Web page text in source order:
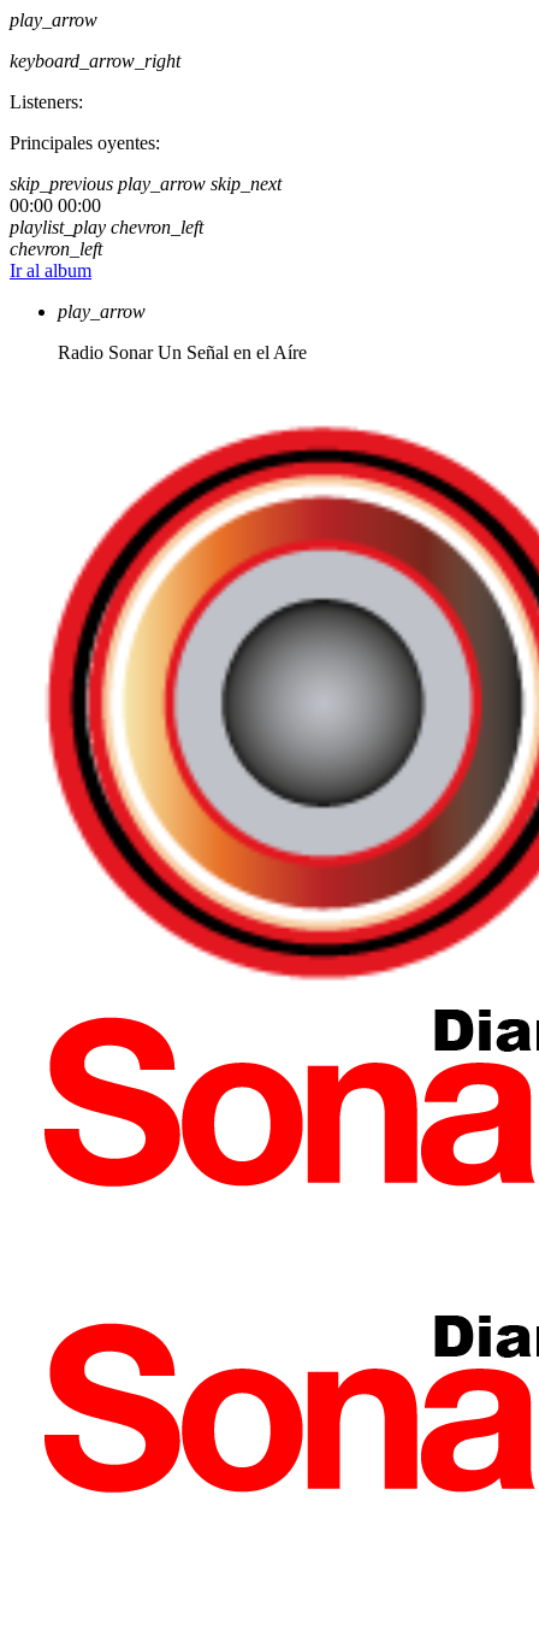
play_arrow
keyboard_arrow_right
Listeners:
Principales oyentes:
skip_previous play_arrow skip_next
00:00 00:00
playlist_play chevron_left
chevron_left
Ir al album
play_arrow
Radio Sonar Un Señal en el Aíre